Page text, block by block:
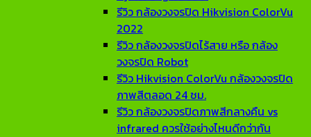
รีวิว กล้องวงจรปิด Hikvision ColorVu
2022
รีวิว กล้องวงจรปิดไร้สาย หรือ กล้อง
วงจรปิด Robot
รีวิว Hikvision ColorVu กล้องวงจรปิด
ภาพสีตลอด 24 ชม.
รีวิว กล้องวงจรปิดภาพสีกลางคืน vs
infrared ควรใช้อย่างไหนดีกว่ากัน